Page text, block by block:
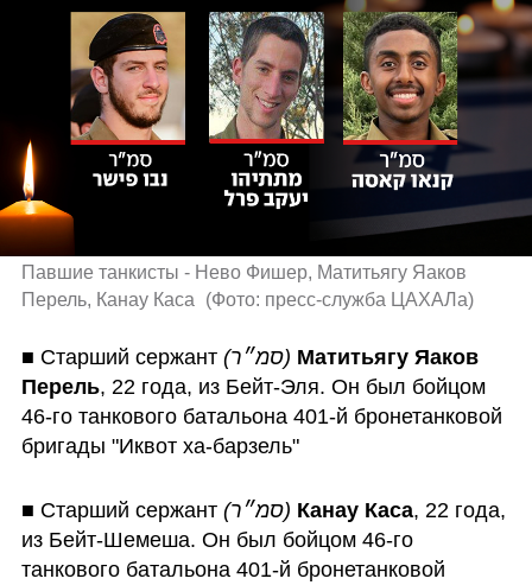
Павшие танкисты - Нево Фишер, Матитьягу Яаков
Перель, Канау Каса
(Фото: пресс-служба ЦАХАЛа)
■ Старший сержант (סמ״ר) Матитьягу Яаков
Перель, 22 года, из Бейт-Эля. Он был бойцом
46-го танкового батальона 401-й бронетанковой
бригады "Иквот ха-барзель"
■ Старший сержант (סמ״ר) Канау Каса, 22 года,
из Бейт-Шемеша. Он был бойцом 46-го
танкового батальона 401-й бронетанковой